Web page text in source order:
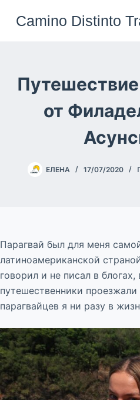
Camino Distinto
от
ЕЛЕНА 17/07/2020
Парагвай был для меня
латиноамериканской
говорил и не писал в
путешественники
парагвайцев я ни разу в